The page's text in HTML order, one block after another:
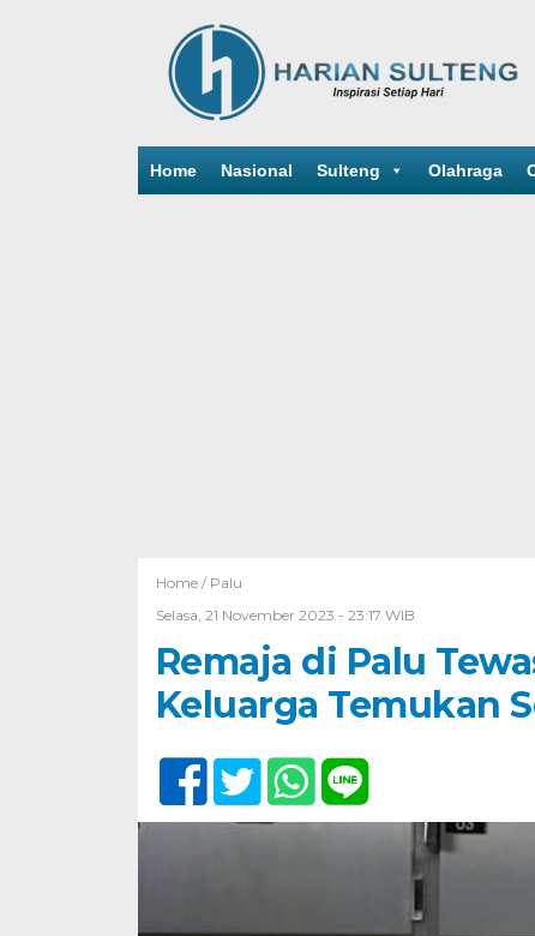
Home Nasional Sulteng Olahraga
Home / Palu
Selasa, 21 November 2023 - 23:17 WIB
Remaja di Palu
Keluarga Temukan